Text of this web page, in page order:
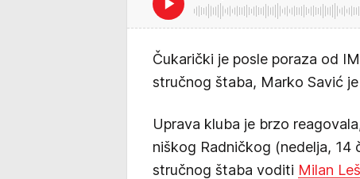
Čukarički je posle poraza od
stručnog štaba, Marko Savić
Uprava kluba je brzo
niškog Radničkog (nedelja, 14
stručnog štaba voditi Milan